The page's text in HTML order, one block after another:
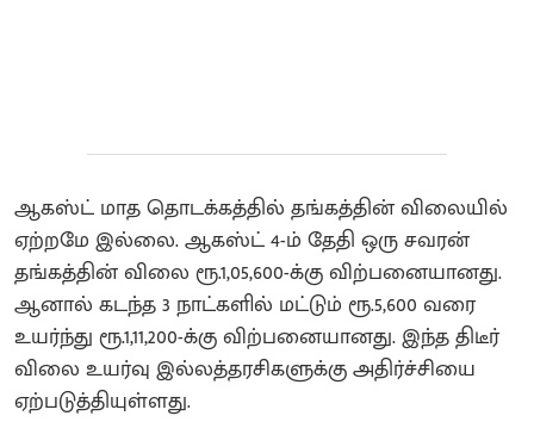
ஆகஸ்ட் மாத தொடக்கத்தில் தங்கத்தின் விலையில்
ஏற்றமே இல்லை. ஆகஸ்ட் 4-ம் தேதி ஒரு சவரன்
தங்கத்தின் விலை ரூ.1,05,600-க்கு விற்பனையானது.
ஆனால் கடந்த 3 நாட்களில் மட்டும் ரூ.5,600 வரை
உயர்ந்து ரூ.1,11,200-க்கு விற்பனையானது. இந்த திடீர்
விலை உயர்வு இல்லத்தரசிகளுக்கு அதிர்ச்சியை
ஏற்படுத்தியுள்ளது.